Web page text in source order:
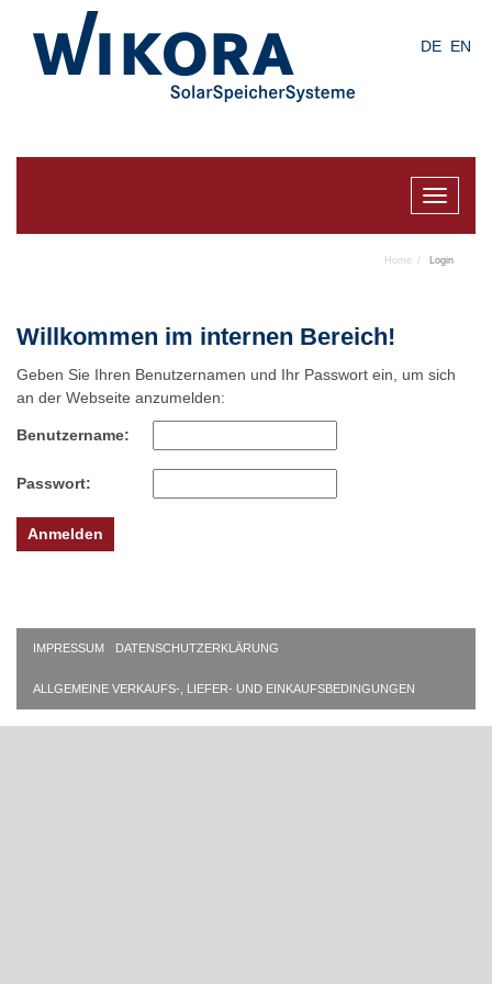
DE EN
Toggle
Home Login
Willkommen im internen Bereich!
Geben Sie Ihren Benutzernamen und Ihr Passwort ein, um sich
an der Webseite anzumelden:
Benutzername:
Passwort:
IMPRESSUM DATENSCHUTZERKLÄRUNG
ALLGEMEINE VERKAUFS-, LIEFER- UND EINKAUFSBEDINGUNGEN